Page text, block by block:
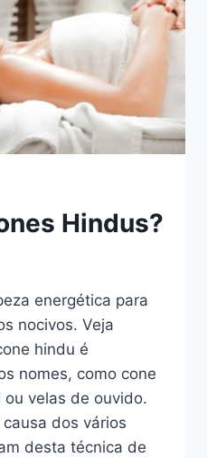
Hindus?
energética para
nocivos. Veja
hindu é
nomes, como cone
velas de ouvido.
dos vários
desta técnica de